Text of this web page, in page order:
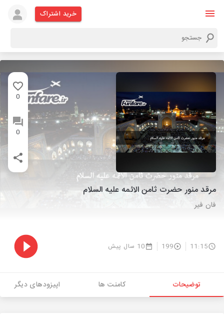
خرید اشتراک
0
0
مرقد منور حضرت ثامن الائمه علیه السلام
فان فیر
11:15
199 10 سال پیش
توضیحات کامنت ها اپیزودهای دیگر